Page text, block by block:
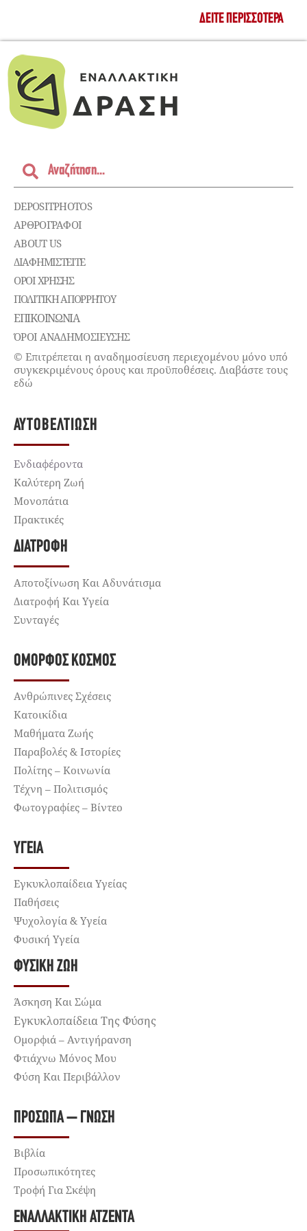
ΔΕΊΤΕ ΠΕΡΙΣΣΌΤΕΡΑ
DEPOSITPHOTOS
ΑΡΘΡΟΓΡΑΦΟΙ
ABOUT US
ΔΙΑΦΗΜΙΣΤΕΊΤΕ
ΌΡΟΙ ΧΡΉΣΗΣ
ΠΟΛΙΤΙΚΉ ΑΠΟΡΡΉΤΟΥ
ΕΠΙΚΟΙΝΩΝΊΑ
ΌΡΟΙ ΑΝΑΔΗΜΟΣΙΕΥΣΗΣ
© Επιτρέπεται η αναδημοσίευση περιεχομένου μόνο υπό
συγκεκριμένους όρους και προϋποθέσεις. Διαβάστε τους
εδώ
ΑΥΤΟΒΕΛΤΊΩΣΗ
Ενδιαφέροντα
Καλύτερη Ζωή
Μονοπάτια
Πρακτικές
ΔΙΑΤΡΟΦΉ
Αποτοξίνωση Και Αδυνάτισμα
Διατροφή Και Υγεία
Συνταγές
ΌΜΟΡΦΟΣ ΚΌΣΜΟΣ
Ανθρώπινες Σχέσεις
Κατοικίδια
Μαθήματα Ζωής
Παραβολές & Ιστορίες
Πολίτης – Κοινωνία
Τέχνη – Πολιτισμός
Φωτογραφίες – Βίντεο
ΥΓΕΊΑ
Εγκυκλοπαίδεια Υγείας
Παθήσεις
Ψυχολογία & Υγεία
Φυσική Υγεία
ΦΥΣΙΚΉ ΖΩΉ
Άσκηση Και Σώμα
Εγκυκλοπαίδεια Της Φύσης
Ομορφιά – Αντιγήρανση
Φτιάχνω Μόνος Μου
Φύση Και Περιβάλλον
ΠΡΌΣΩΠΑ – ΓΝΏΣΗ
Βιβλία
Προσωπικότητες
Τροφή Για Σκέψη
ΕΝΑΛΛΑΚΤΙΚΉ ΑΤΖΈΝΤΑ